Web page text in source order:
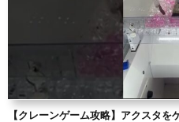
【クレーンゲーム攻略】アクスタ